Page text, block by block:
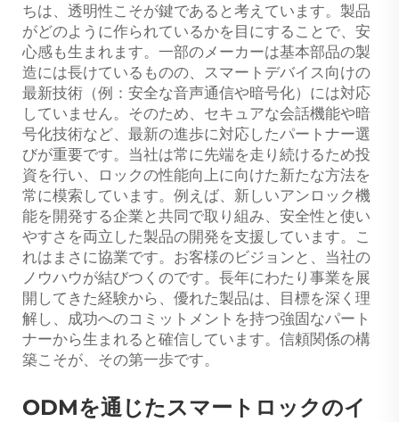
ちは、透明性こそが鍵であると考えています。製品
がどのように作られているかを目にすることで、安
心感も生まれます。一部のメーカーは基本部品の製
造には長けているものの、スマートデバイス向けの
最新技術（例：安全な音声通信や暗号化）には対応
していません。そのため、セキュアな会話機能や暗
号化技術など、最新の進歩に対応したパートナー選
びが重要です。当社は常に先端を走り続けるため投
資を行い、ロックの性能向上に向けた新たな方法を
常に模索しています。例えば、新しいアンロック機
能を開発する企業と共同で取り組み、安全性と使い
やすさを両立した製品の開発を支援しています。こ
れはまさに協業です。お客様のビジョンと、当社の
ノウハウが結びつくのです。長年にわたり事業を展
開してきた経験から、優れた製品は、目標を深く理
解し、成功へのコミットメントを持つ強固なパート
ナーから生まれると確信しています。信頼関係の構
築こそが、その第一歩です。
ODMを通じたスマートロックのイ